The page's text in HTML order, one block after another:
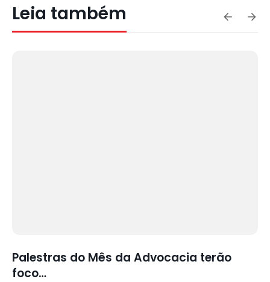
Leia também
Palestras do Mês da Advocacia terão
foco…